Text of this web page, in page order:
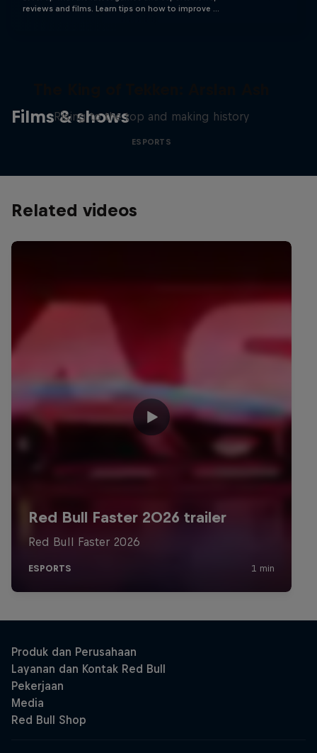
reviews and films. Learn tips on how to improve …
Films & shows
Rising to the top and making history
ESPORTS
Related videos